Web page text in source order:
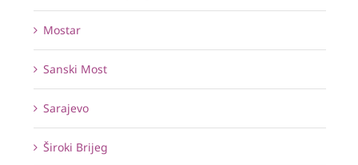
Mostar
Sanski Most
Sarajevo
Široki Brijeg